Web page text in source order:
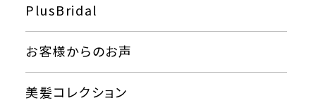
PlusBridal
お客様からのお声
美髪コレクション